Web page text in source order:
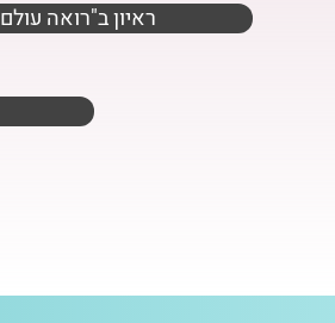
"ראיון ב"רואה עולם